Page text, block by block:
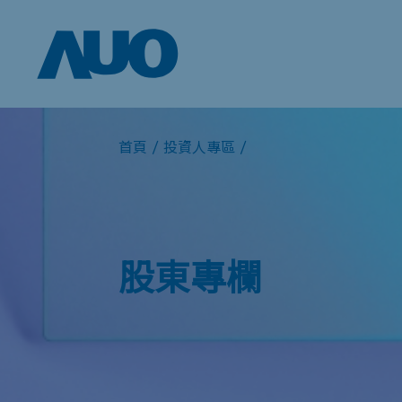
首頁 / 投資人專區 /
股東專欄